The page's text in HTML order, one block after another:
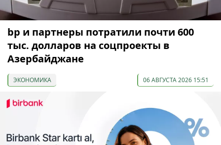
bp и партнеры потратили почти 600
тыс. долларов на соцпроекты в
Азербайджане
ЭКОНОМИКА 06 АВГУСТА 2026 15:51